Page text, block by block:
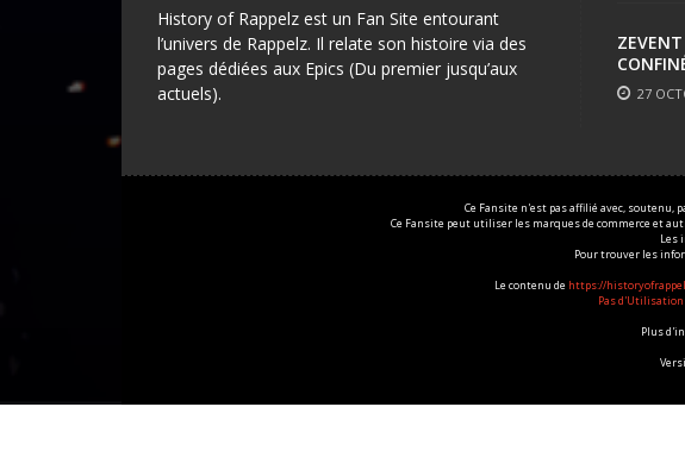
History of Rappelz est un Fan Site entourant
l’univers de Rappelz. Il relate son histoire via des
pages dédiées aux Epics (Du premier jusqu’aux
actuels).
27
Ce Fansite n'est pas affilié avec, soutenu,
Ce Fansite peut utiliser les marques de commerce et
Les
Pour trouver les
Le contenu de https://
Pas
Plus